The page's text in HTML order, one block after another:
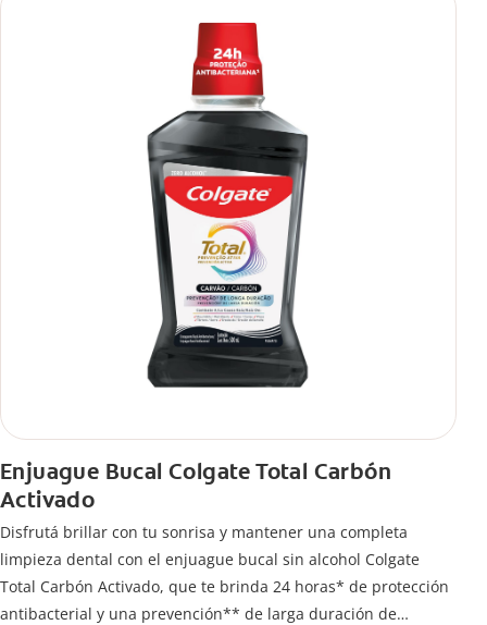
Enjuague Bucal Colgate Total Carbón
Activado
Disfrutá brillar con tu sonrisa y mantener una completa
limpieza dental con el enjuague bucal sin alcohol Colgate
Total Carbón Activado, que te brinda 24 horas* de protección
antibacterial y una prevención** de larga duración de